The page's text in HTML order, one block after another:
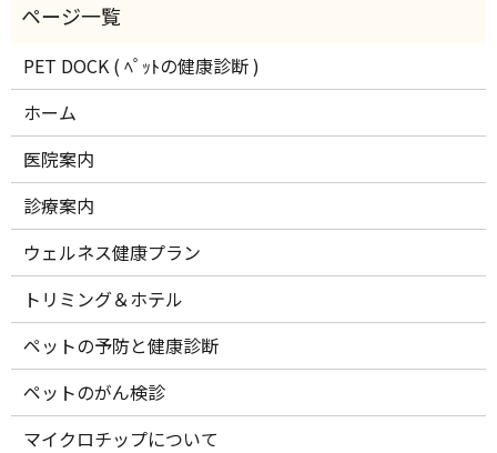
PET DOCK ( ﾍﾟｯﾄの健康診断 )
ホーム
医院案内
診療案内
ウェルネス健康プラン
トリミング＆ホテル
ペットの予防と健康診断
ペットのがん検診
マイクロチップについて